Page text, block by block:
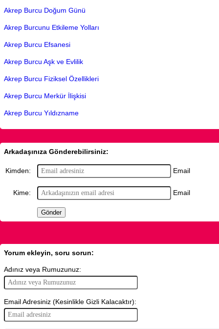
Akrep Burcu Doğum Günü
Akrep Burcunu Etkileme Yolları
Akrep Burcu Efsanesi
Akrep Burcu Aşk ve Evlilik
Akrep Burcu Fiziksel Özellikleri
Akrep Burcu Merkür İlişkisi
Akrep Burcu Yıldızname
Arkadaşınıza Gönderebilirsiniz:
Kimden: Email
Kime: Email
Yorum ekleyin, soru sorun:
Adınız veya Rumuzunuz:
Email Adresiniz (Kesinlikle Gizli Kalacaktır):